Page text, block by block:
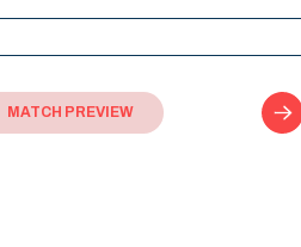
MATCH PREVIEW